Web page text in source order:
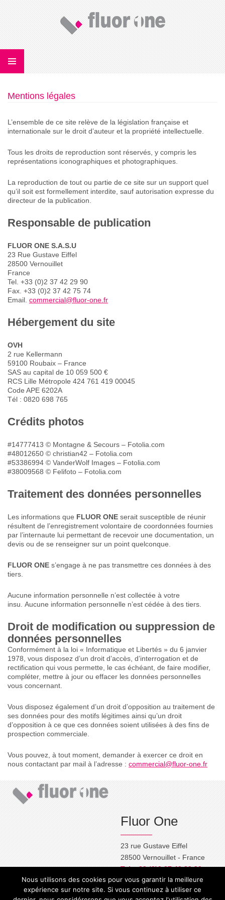
PRINCIPAL
Mentions légales
L’ensemble de ce site relève de la législation française et
internationale sur le droit d’auteur et la propriété intellectuelle.
Tous les droits de reproduction sont réservés, y compris les
représentations iconographiques et photographiques.
La reproduction de tout ou partie de ce site sur un support quel
qu’il soit est formellement interdite, sauf autorisation expresse du
directeur de la publication.
Responsable de publication
FLUOR ONE S.A.S.U
23 Rue Gustave Eiffel
28500 Vernouillet
France
Tel. +33 (0)2 37 42 29 90
Fax. +33 (0)2 37 42 75 74
Email. commercial@fluor-one.fr
Hébergement du site
OVH
2 rue Kellermann
59100 Roubaix – France
SAS au capital de 10 059 500 €
RCS Lille Métropole 424 761 419 00045
Code APE 6202A
Tél : 0820 698 765
Crédits photos
#14777413 © Montagne & Secours – Fotolia.com
#48012650 © christian42 – Fotolia.com
#53386994 © VanderWolf Images – Fotolia.com
#38009568 © Felifoto – Fotolia.com
Traitement des données personnelles
Les informations que FLUOR ONE serait susceptible de réunir
résultent de l’enregistrement volontaire de coordonnées fournies
par l’internaute lui permettant de recevoir une documentation, un
devis ou de se renseigner sur un point quelconque.
FLUOR ONE s’engage à ne pas transmettre ces données à des
tiers.
Aucune information personnelle n’est collectée à votre
insu. Aucune information personnelle n’est cédée à des tiers.
Droit de modification ou suppression de
données personnelles
Conformément à la loi « Informatique et Libertés » du 6 janvier
1978, vous disposez d’un droit d’accès, d’interrogation et de
rectification qui vous permette, le cas échéant, de faire modifier,
compléter, mettre à jour ou effacer les données personnelles
vous concernant.
Vous disposez également d’un droit d’opposition au traitement de
ses données pour des motifs légitimes ainsi qu’un droit
d’opposition à ce que ces données soient utilisées à des fins de
prospection commerciale.
Vous pouvez, à tout moment, demander à exercer ce droit en
nous contactant par mail à l’adresse : commercial@fluor-one.fr
Fluor One
23 rue Gustave Eiffel
28500 Vernouillet - France
Tel. +33 (0)2 37 42 29 90
commercial@fluor-one.fr
Nous utilisons des cookies pour vous garantir la meilleure
expérience sur notre site. Si vous continuez à utiliser ce